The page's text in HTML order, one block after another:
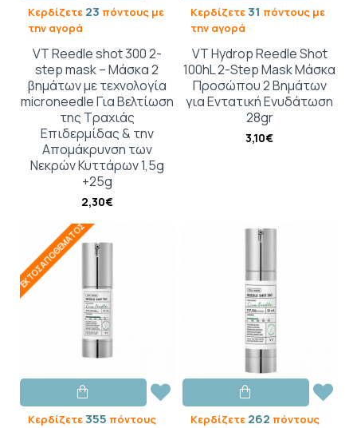
Κερδίζετε 23 πόντους με
την αγορά
VT Reedle shot 300 2-
step mask – Μάσκα 2
βημάτων με τεχνολογία
microneedle Για Βελτίωση
της Τραχιάς
Επιδερμίδας & την
Απομάκρυνση των
Νεκρών Κυττάρων 1,5g
+25g
2,30€
Κερδίζετε31 πόντους με
την αγορά
VT Hydrop Reedle Shot
100hL 2-Step Mask Μάσκα
Προσώπου 2 Βημάτων
για Εντατική Ενυδάτωση
28gr
3,10€
ΕΚΤΌΣ ΑΠΟΘΈΜΑΤΟΣ
Κερδίζετε355 πόντους
Κερδίζετε 262 πόντους